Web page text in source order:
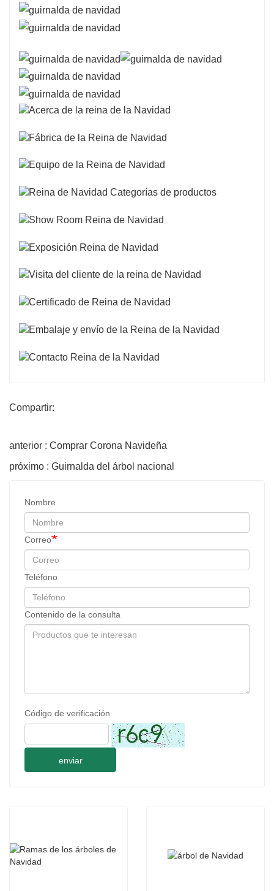
Compartir:
anterior : Comprar Corona Navideña
próximo : Guirnalda del árbol nacional
Nombre
Correo
Teléfono
Contenido de la consulta
Código de verificación
enviar